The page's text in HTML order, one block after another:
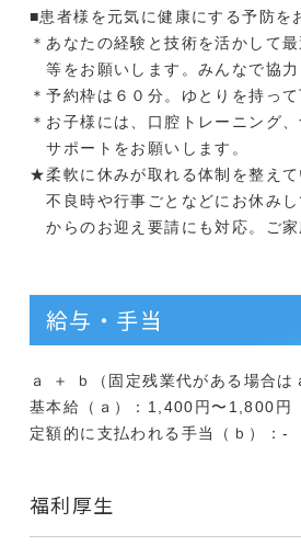
■患者様を元気に健康にする予防を
＊あなたの経験と技術を活かして
等をお願いします。みんなで協
＊予約枠は６０分。ゆとりを持っ
＊お子様には、口腔トレーニング
サポートをお願いします。
★柔軟に休みが取れる体制を整え
不良時や行事ごとなどにお休み
からのお迎え要請にも対応。ご家
給与・手当
ａ ＋ ｂ（固定残業代がある場合
基本給（ａ）：1,400円〜1,800円
定額的に支払われる手当（ｂ）：-
福利厚生